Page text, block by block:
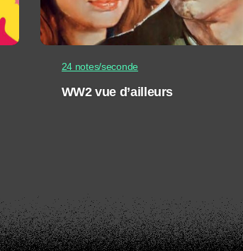
24 notes/seconde
WW2 vue d’ailleurs